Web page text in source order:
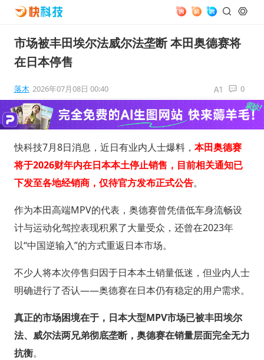
市场被丰田埃尔法威尔法垄断 本田奥德赛将
在日本停售
落木 2026年07月08日 00:40 0
快科技7月8日消息，近日有业内人士爆料， 本田奥德赛
将于2026财年内在日本本土停止销售，目前相关通知已
下发至各地经销商，仅待官方发布正式公告。
作为本田高端MPV的代表，奥德赛曾凭借低车身流畅设
计与运动化驾控表现积累了大量受众，还曾在2023年
以“中国逆输入”的方式重返日本市场。
不少人将本次停售归因于日本本土销量低迷，但业内人士
明确进行了否认——奥德赛在日本仍有稳定的用户需求。
真正的市场困境在于，日本大型MPV市场已被丰田埃尔
法、威尔法两兄弟彻底垄断，奥德赛在销量层面完全无力
抗衡。